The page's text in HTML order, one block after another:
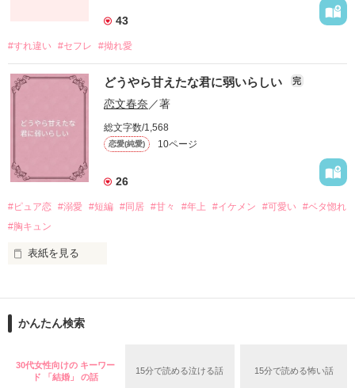
魅惑的に煌めいて
チクリと刺さる棘が
ご愛嬌、なんて
＊＊＊＊＊＊＊＊＊＊＊＊＊＊＊＊
幸せはどこにあるのと模索して。
強がって、虚勢を張って。
今更そんな勇気も力も無くて。
熱く甘い波に、飲まれて行く。
43
#すれ違い #セフレ #拗れ愛
どうやら甘えたな君に弱いらしい 完
恋文春奈／著
総文字数/1,568
恋愛(純愛) 10ページ
26
#ピュア恋 #溺愛 #短編 #同居 #甘々 #年上 #イケメン #可愛い #ベタ惚れ
#胸キュン
表紙を見る
なんて俺から甘えてるんだけど
かんたん検索
30代女性向けの キーワー
ド 「結婚」 の話
15分で読める泣ける話 15分で読める怖い話